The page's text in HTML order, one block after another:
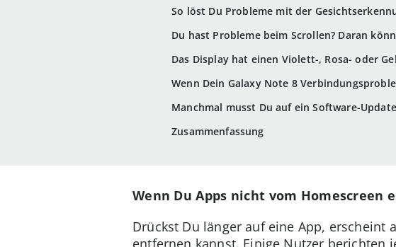
So löst Du Probleme mit der
Du hast Probleme beim Scrollen? Daran
Das Display hat einen Violett-, Rosa- oder
Wenn Dein Galaxy Note 8
Manchmal musst Du auf ein Software-
Zusammenfassung
Wenn Du Apps nicht vom Homescreen
Drückst Du länger auf eine App, erscheint
entfernen kannst. Einige Nutzer berichten